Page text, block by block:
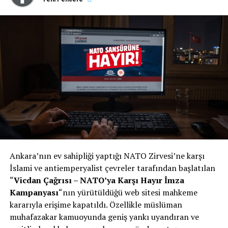
Ankara’nın ev sahipliği yaptığı NATO Zirvesi’ne karşı
İslami ve antiemperyalist çevreler tarafından başlatılan
“Vicdan Çağrısı – NATO’ya Karşı Hayır İmza
Kampanyası“nın yürütüldüğü web sitesi mahkeme
kararıyla erişime kapatıldı. Özellikle müslüman
muhafazakar kamuoyunda geniş yankı uyandıran ve